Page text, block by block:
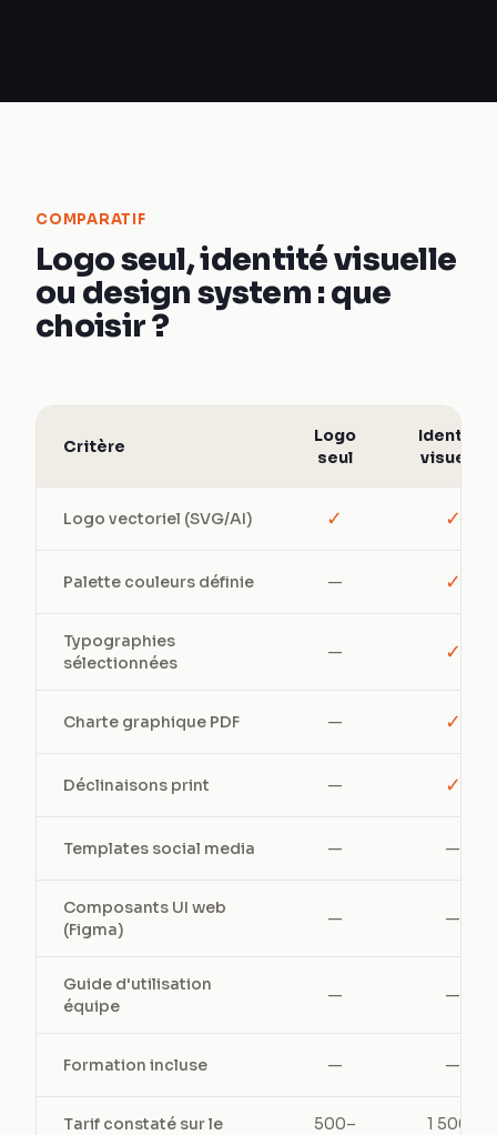
COMPARATIF
Logo seul, identité visuelle
ou design system : que
choisir ?
Critère
Logo
seul
Identité
visuelle
Logo vectoriel (SVG/AI) ✓ ✓
Palette couleurs définie — ✓
Typographies
sélectionnées
— ✓
Charte graphique PDF — ✓
Déclinaisons print — ✓
Templates social media — —
Composants UI web
(Figma)
— —
Guide d'utilisation
équipe
— —
Formation incluse — —
Tarif constaté sur le
500–
1 500–